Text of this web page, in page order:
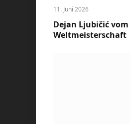
11. Juni 2026
Dejan Ljubičić
Weltmeisterschaft